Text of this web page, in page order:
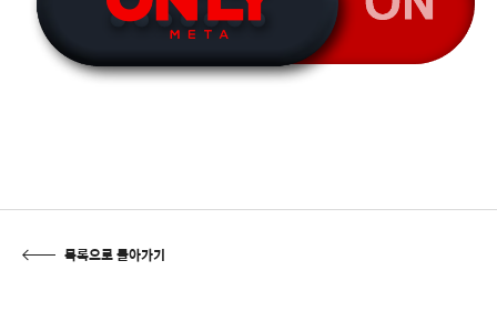
목록으로 돌아가기